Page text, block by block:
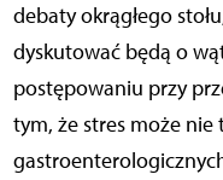
debaty okrągłego
dyskutować będą o
postępowaniu przy
tym, że stres może